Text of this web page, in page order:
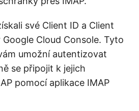
své Client ID a Client
Cloud Console. Tyto
umožní autentizovat
se připojit k jejich
pomocí aplikace IMAP